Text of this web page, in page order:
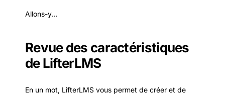
Allons-y…
Revue des caractéristiques
de LifterLMS
En un mot, LifterLMS vous permet de créer et de